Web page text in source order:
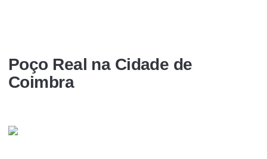
Poço Real na Cidade de
Coimbra